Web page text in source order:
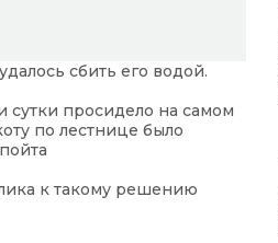
сбить его водой.
сутки просидело на самом
по лестнице было
к такому решению